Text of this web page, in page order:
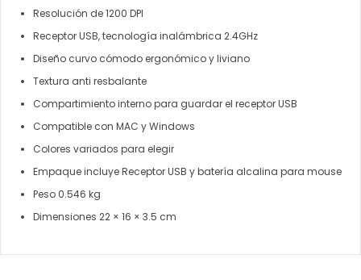
Resolución de 1200 DPI
Receptor USB, tecnología inalámbrica 2.4GHz
Diseño curvo cómodo ergonómico y liviano
Textura anti resbalante
Compartimiento interno para guardar el receptor USB
Compatible con MAC y Windows
Colores variados para elegir
Empaque incluye Receptor USB y batería alcalina para mouse
Peso 0.546 kg
Dimensiones 22 × 16 × 3.5 cm